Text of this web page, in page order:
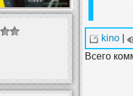
kino
Всего